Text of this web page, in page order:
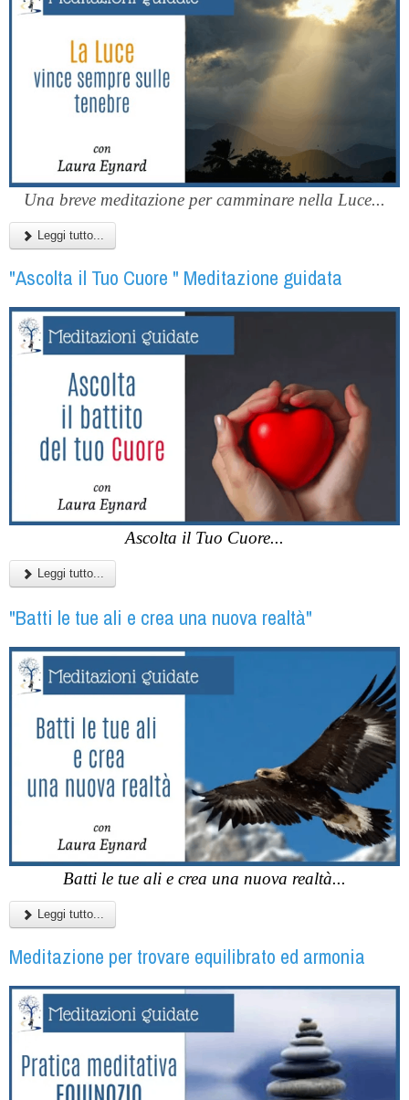
Una breve meditazione per camminare nella Luce...
Leggi tutto...
"Ascolta il Tuo Cuore " Meditazione guidata
Ascolta il Tuo Cuore...
Leggi tutto...
"Batti le tue ali e crea una nuova realtà"
Batti le tue ali e crea una nuova realtà...
Leggi tutto...
Meditazione per trovare equilibrato ed armonia